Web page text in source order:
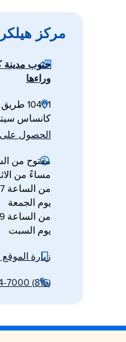
مركز
جنوب
وراءها
10401 طريق هيلكريست
كانساس
الحصول على
مساءً من
يوم الجمعة
يوم السبت
زيارة الموقع
(816) 784-7000